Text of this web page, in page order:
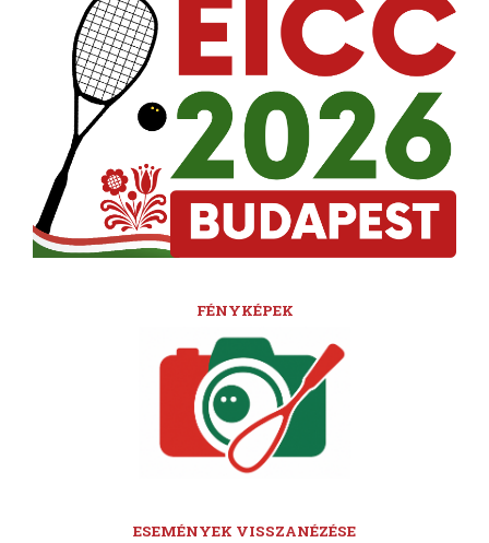
FÉNYKÉPEK
ESEMÉNYEK VISSZANÉZÉSE